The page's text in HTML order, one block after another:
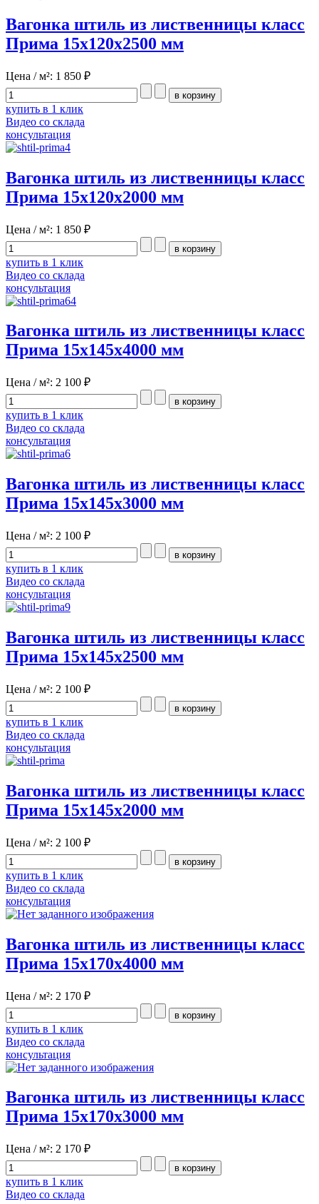
Вагонка штиль из лиственницы класс
Прима 15x120x2500 мм
Цена / м²: 1 850 ₽
купить в 1 клик
Видео со склада
консультация
Вагонка штиль из лиственницы класс
Прима 15x120x2000 мм
Цена / м²: 1 850 ₽
купить в 1 клик
Видео со склада
консультация
Вагонка штиль из лиственницы класс
Прима 15x145x4000 мм
Цена / м²: 2 100 ₽
купить в 1 клик
Видео со склада
консультация
Вагонка штиль из лиственницы класс
Прима 15x145x3000 мм
Цена / м²: 2 100 ₽
купить в 1 клик
Видео со склада
консультация
Вагонка штиль из лиственницы класс
Прима 15x145x2500 мм
Цена / м²: 2 100 ₽
купить в 1 клик
Видео со склада
консультация
Вагонка штиль из лиственницы класс
Прима 15x145x2000 мм
Цена / м²: 2 100 ₽
купить в 1 клик
Видео со склада
консультация
Вагонка штиль из лиственницы класс
Прима 15x170x4000 мм
Цена / м²: 2 170 ₽
купить в 1 клик
Видео со склада
консультация
Вагонка штиль из лиственницы класс
Прима 15x170x3000 мм
Цена / м²: 2 170 ₽
купить в 1 клик
Видео со склада